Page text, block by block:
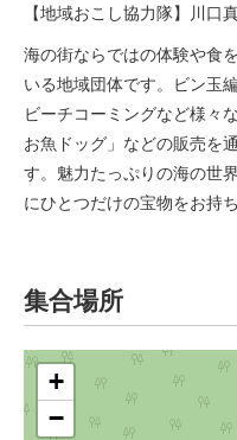
【地域おこし協力隊】川口
海の街ならではの体験や食
いる地域団体です。ビン玉
ビーチコーミングなど様々
お魚ドッグ」などの販売を
す。魅力たっぷりの海の世
にひとつだけの宝物をお持
集合場所
+
−